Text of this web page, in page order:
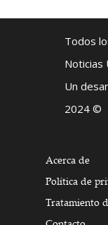
Todos
Noticias
Un
2024 ©
Acerca de
Política de
Tratamiento